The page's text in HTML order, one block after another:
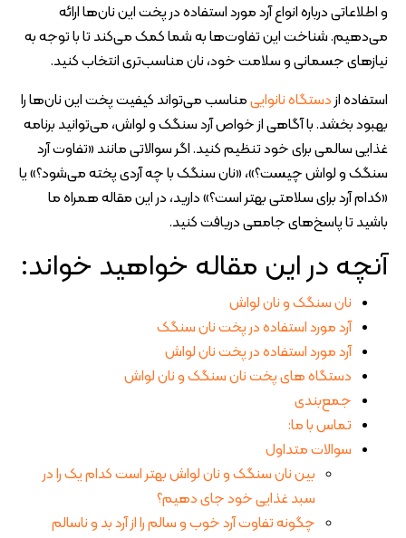
و اطلاعاتی درباره انواع آرد مورد استفاده در پخت این نان‌ها ارائه
می‌دهیم. شناخت این تفاوت‌ها به شما کمک می‌کند تا با توجه به
نیازهای جسمانی و سلامت خود، نان مناسب‌تری انتخاب کنید.
استفاده از دستگاه نانواییمناسب می‌تواند کیفیت پخت این نان‌ها را
بهبود بخشد. با آگاهی از خواص آرد سنگک و لواش، می‌توانید برنامه
غذایی سالمی برای خود تنظیم کنید. اگر سوالاتی مانند «تفاوت آرد
سنگک و لواش چیست؟»، «نان سنگک با چه آردی پخته می‌شود؟» یا
«کدام آرد برای سلامتی بهتر است؟» دارید، در این مقاله همراه ما
باشید تا پاسخ‌های جامعی دریافت کنید.
آنچه در این مقاله خواهید خواند:
نان سنگک و نان لواش
آرد مورد استفاده در پخت نان سنگک
آرد مورد استفاده در پخت نان لواش
دستگاه های پخت نان سنگک و نان لواش
جمع‌بندی
تماس با ما:
سوالات متداول
بین نان سنگک و نان لواش بهتر است کدام یک را در
سبد غذایی خود جای دهیم؟
چگونه تفاوت آرد خوب و سالم را از آرد بد و ناسالم